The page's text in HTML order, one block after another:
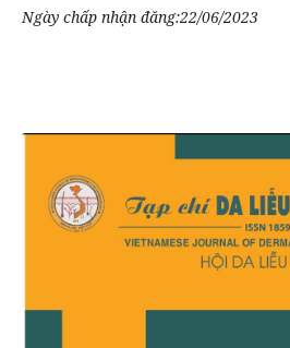
Ngày chấp nhận đăng:22/06/2023